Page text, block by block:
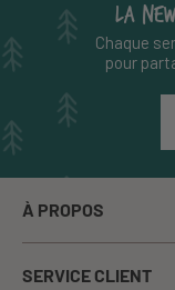
LA
Chaque
pour
À PROPOS
Notre histoire
Le blog
SERVICE CLIENT